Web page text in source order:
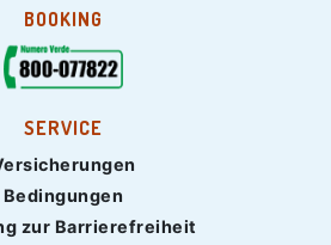
BOOKING
SERVICE
Bedingungen
zur Barrierefreiheit